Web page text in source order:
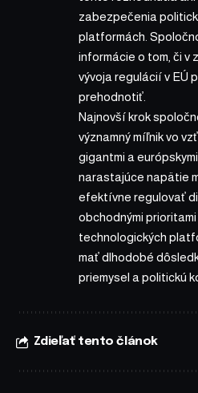
zabezpečenia
platformách.
informácie o tom, či v
vývoja regulácií v EÚ
prehodnotiť.
Najnovší krok
významný míľnik vo
gigantmi a
narastajúce napätie
efektívne regulovať
obchodnými
technologických
mať dlhodobé
priemysel a politickú
Zdieľať tento článok